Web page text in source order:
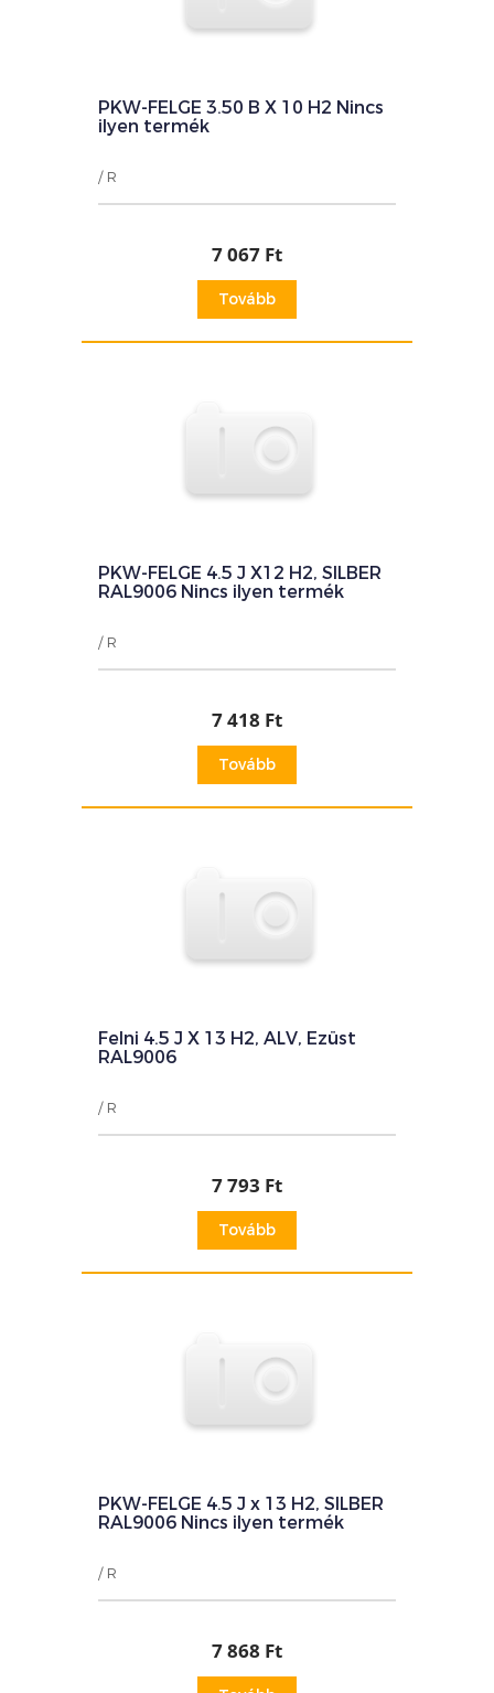
PKW-FELGE 3.50 B X 10 H2 Nincs
ilyen termék
/ R
7 067 Ft
Tovább
PKW-FELGE 4.5 J X12 H2, SILBER
RAL9006 Nincs ilyen termék
/ R
7 418 Ft
Tovább
Felni 4.5 J X 13 H2, ALV, Ezüst
RAL9006
/ R
7 793 Ft
Tovább
PKW-FELGE 4.5 J x 13 H2, SILBER
RAL9006 Nincs ilyen termék
/ R
7 868 Ft